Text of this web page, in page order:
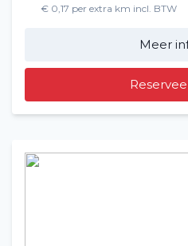
€ 0,17 per extra km incl. BTW
Meer